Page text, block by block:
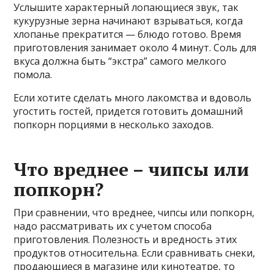
Услышите характерный лопающиеся звук, так
кукурузные зерна начинают взрываться, когда
хлопанье прекратится — блюдо готово. Время
приготовления занимает около 4 минут. Соль для
вкуса должна быть “экстра” самого мелкого
помола.
Если хотите сделать много лакомства и вдоволь
угостить гостей, придется готовить домашний
попкорн порциями в несколько заходов.
Что вреднее – чипсы или
попкорн?
При сравнении, что вреднее, чипсы или попкорн,
надо рассматривать их с учетом способа
приготовления. Полезность и вредность этих
продуктов относительна. Если сравнивать снеки,
продающиеся в магазине или кинотеатре, то